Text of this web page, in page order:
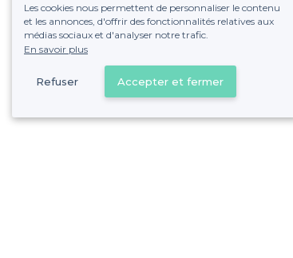
Les cookies nous permettent de personnaliser le contenu
et les annonces, d'offrir des fonctionnalités relatives aux
médias sociaux et d'analyser notre trafic.
En savoir plus
Refuser Accepter et fermer